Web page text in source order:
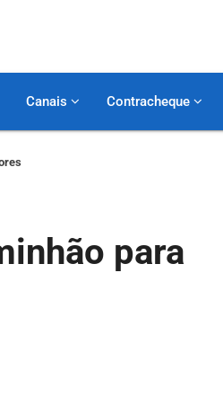
Canais Contracheque
para